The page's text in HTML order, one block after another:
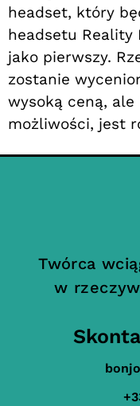
headset, który
headsetu Reality
jako pierwszy.
zostanie
wysoką ceną,
możliwości, jest
Twórca
w